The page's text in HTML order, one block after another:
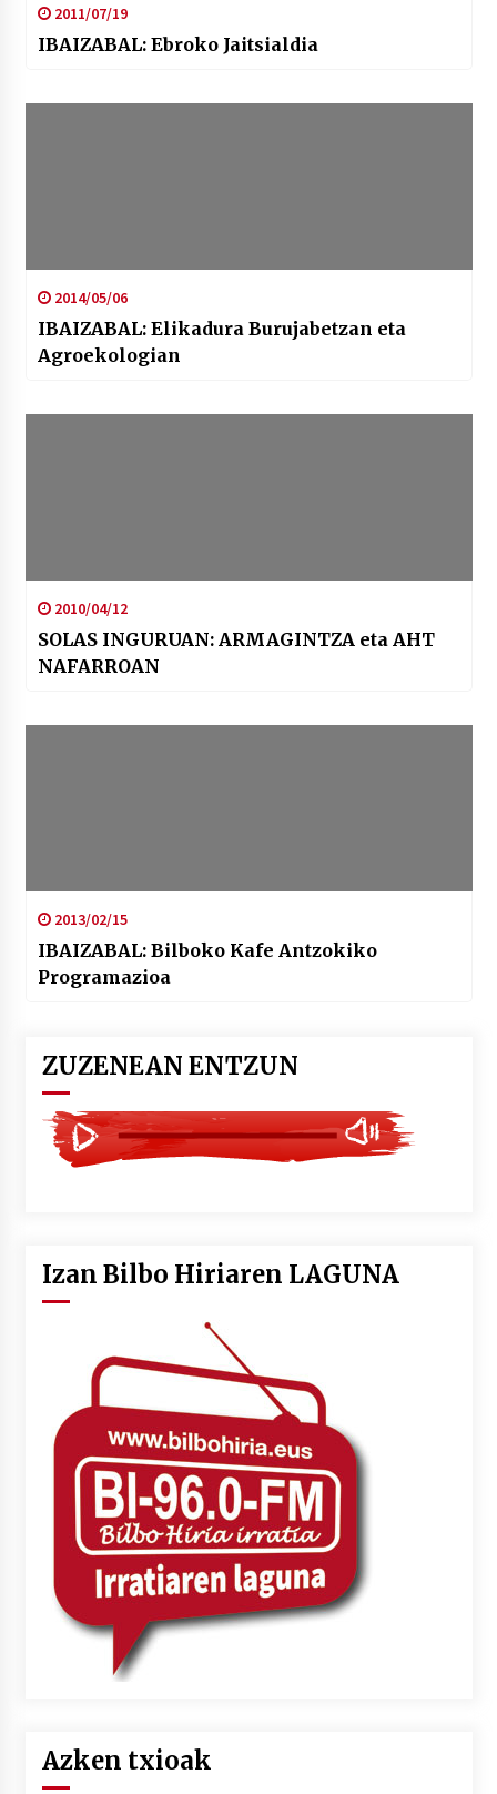
2011/07/19
IBAIZABAL: Ebroko Jaitsialdia
2014/05/06
IBAIZABAL: Elikadura Burujabetzan eta
Agroekologian
2010/04/12
SOLAS INGURUAN: ARMAGINTZA eta AHT
NAFARROAN
2013/02/15
IBAIZABAL: Bilboko Kafe Antzokiko
Programazioa
ZUZENEAN ENTZUN
Izan Bilbo Hiriaren LAGUNA
Azken txioak